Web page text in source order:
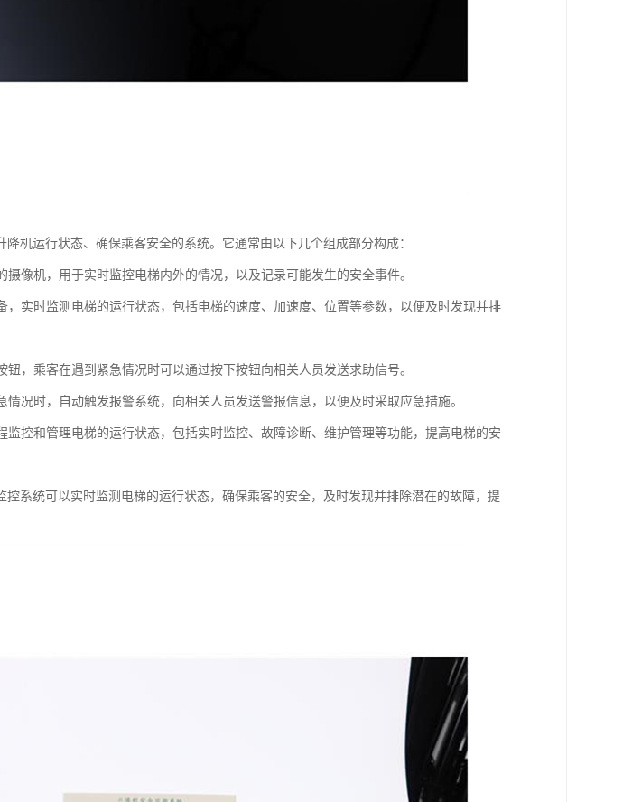
机运行状态、确保乘客安全的系统。它通常由以下几个组成部分构成：
像机，用于实时监控电梯内外的情况，以及记录可能发生的安全事件。
，实时监测电梯的运行状态，包括电梯的速度、加速度、位置等参数，以便及时发现并排
，乘客在遇到紧急情况时可以通过按下按钮向相关人员发送求助信号。
况时，自动触发报警系统，向相关人员发送警报信息，以便及时采取应急措施。
监控和管理电梯的运行状态，包括实时监控、故障诊断、维护管理等功能，提高电梯的安
系统可以实时监测电梯的运行状态，确保乘客的安全，及时发现并排除潜在的故障，提